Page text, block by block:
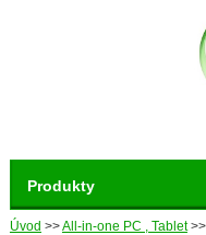
Úvod >>All-in-one PC , Tablet >>
Produkty